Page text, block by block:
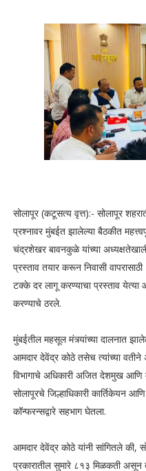
सोलापूर (कटूसत्य वृत्त):- सोलापूर
प्रश्नावर मुंबईत झालेल्या बैठकीत
चंद्रशेखर बावनकुळे यांच्या
प्रस्ताव तयार करून निवासी
टक्के दर लागू करण्याचा प्रस्ताव येत्या
करण्याचे ठरले.
मुंबईतील महसूल मंत्र्यांच्या दालनात
आमदार देवेंद्र कोठे तसेच त्यांच्या
विभागाचे अधिकारी अजित देशमुख
सोलापूरचे जिल्हाधिकारी कार्तिकेयन
कॉन्फरन्सद्वारे सहभाग घेतला.
आमदार देवेंद्र कोठे यांनी सांगितले की,
प्रकारातील सुमारे ८१३ मिळकती